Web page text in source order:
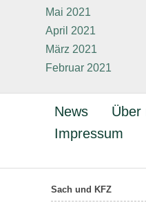
Mai 2021
April 2021
März 2021
Februar 2021
News Über
Impressum
Sach und KFZ